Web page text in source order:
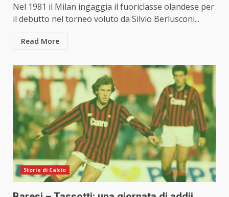
Nel 1981 il Milan ingaggia il fuoriclasse olandese per
il debutto nel torneo voluto da Silvio Berlusconi...
Read More
Storie di Calcio